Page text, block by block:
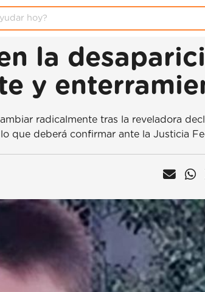
la
y
radicalmente tras la reveladora
que deberá confirmar ante la Justicia